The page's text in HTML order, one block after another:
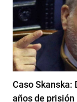
Caso Skanska:
años de prisión